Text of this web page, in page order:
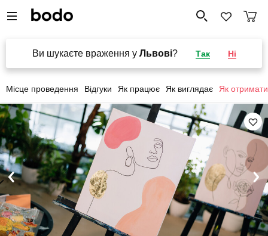
Ви шукаєте враження у Львові? Так Ні
Місце проведення Відгуки Як працює Як виглядає Як отримати